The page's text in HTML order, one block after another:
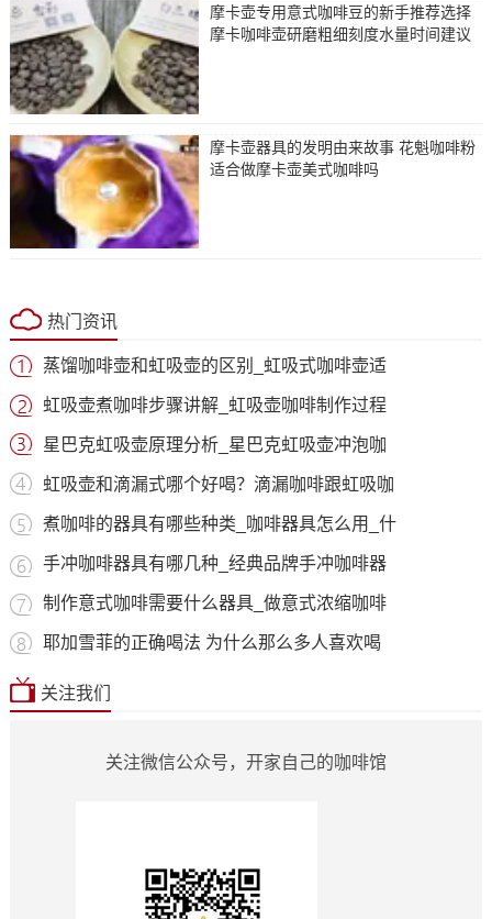
摩卡壶专用意式咖啡豆的新手推荐选择
摩卡咖啡壶研磨粗细刻度水量时间建议
摩卡壶器具的发明由来故事 花魁咖啡粉
适合做摩卡壶美式咖啡吗
热门资讯
蒸馏咖啡壶和虹吸壶的区别_虹吸式咖啡壶适
虹吸壶煮咖啡步骤讲解_虹吸壶咖啡制作过程
星巴克虹吸壶原理分析_星巴克虹吸壶冲泡咖
虹吸壶和滴漏式哪个好喝？滴漏咖啡跟虹吸咖
煮咖啡的器具有哪些种类_咖啡器具怎么用_什
手冲咖啡器具有哪几种_经典品牌手冲咖啡器
制作意式咖啡需要什么器具_做意式浓缩咖啡
耶加雪菲的正确喝法 为什么那么多人喜欢喝
关注我们
关注微信公众号，开家自己的咖啡馆